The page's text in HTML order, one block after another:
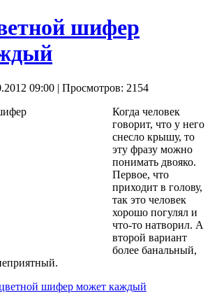
шифер
09:00 | Просмотров: 2154
Когда человек
говорит, что у него
снесло крышу, то
эту фразу можно
понимать двояко.
Первое, что
приходит в голову,
так это человек
хорошо погулял и
что-то натворил. А
второй вариант
более банальный,
шифер может каждый